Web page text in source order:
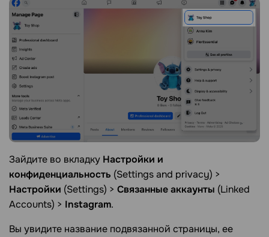
Зайдите во вкладку Настройки и
конфиденциальность (Settings and privacy) >
Настройки (Settings) > Связанные аккаунты (Linked
Accounts) > Instagram.
Вы увидите название подвязанной страницы, ее